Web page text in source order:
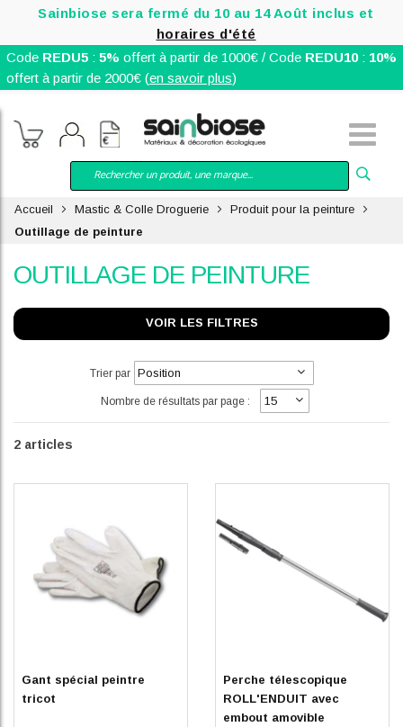
Sainbiose sera fermé du 10 au 14 Août inclus et
horaires d'été
Code REDU5: 5% offert à partir de 1000€ / Code REDU10: 10%
offert à partir de 2000€ (en savoir plus)
Accueil Mastic & Colle Droguerie
Produit pour la peinture
Outillage de peinture
OUTILLAGE DE PEINTURE
VOIR LES FILTRES
Trier par
Nombre de résultats par page :
2 articles
Gant spécial peintre
tricot
Perche télescopique
ROLL'ENDUIT avec
embout amovible